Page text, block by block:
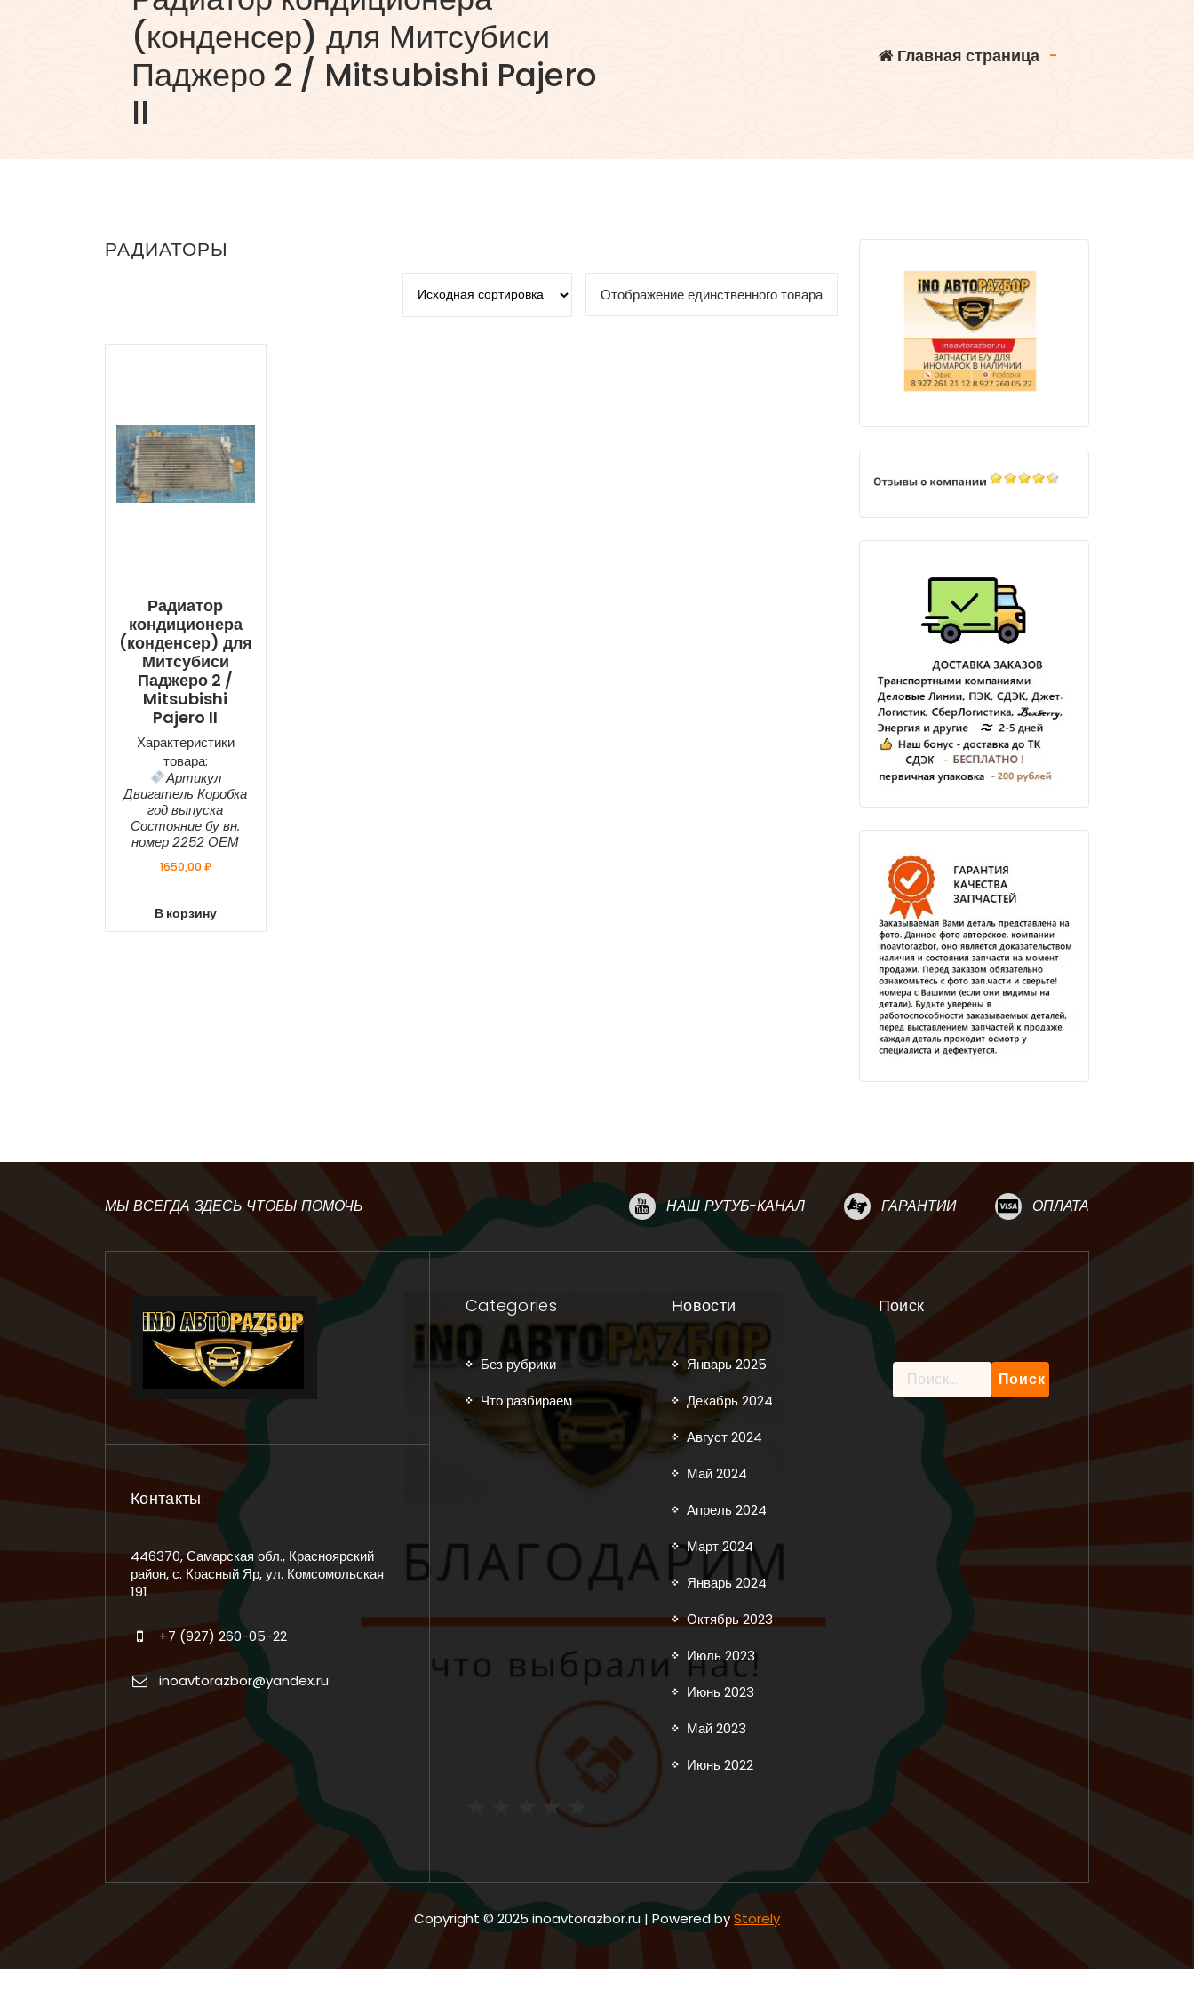
(конденсер) для Митсубиси
Паджеро 2 / Mitsubishi Pajero
ll
Главная страница -
РАДИАТОРЫ
Отображение единственного товара
Радиатор
кондиционера
(конденсер) для
Митсубиси
Паджеро 2 /
Mitsubishi
Pajero ll
Характеристики
товара:
Артикул
Двигатель Коробка
год выпуска
Состояние бу вн.
номер 2252 ОЕМ
1650,00₽
В корзину
МЫ ВСЕГДА ЗДЕСЬ ЧТОБЫ ПОМОЧЬ НАШ РУТУБ-КАНАЛ ГАРАНТИИ ОПЛАТА
Контакты:
446370, Самарская обл., Красноярский
район, с. Красный Яр, ул. Комсомольская
191
+7 (927) 260-05-22
inoavtorazbor@yandex.ru
Categories
Без рубрики
Что разбираем
Новости
Январь 2025
Декабрь 2024
Август 2024
Май 2024
Апрель 2024
Март 2024
Январь 2024
Октябрь 2023
Июль 2023
Июнь 2023
Май 2023
Июнь 2022
Поиск
Найти:
Рейтинг: 5 из 5.
Copyright © 2025 inoavtorazbor.ru | Powered byStorely